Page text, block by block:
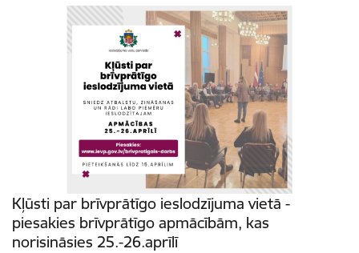
Kļūsti par brīvprātīgo ieslodzījuma vietā -
piesakies brīvprātīgo apmācībām, kas
norisināsies 25.-26.aprīlī